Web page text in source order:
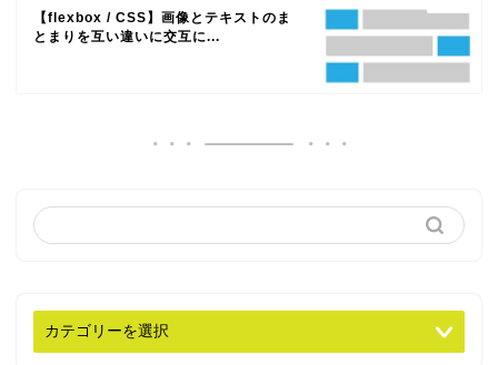
【flexbox / CSS】画像とテキストのま
とまりを互い違いに交互に...